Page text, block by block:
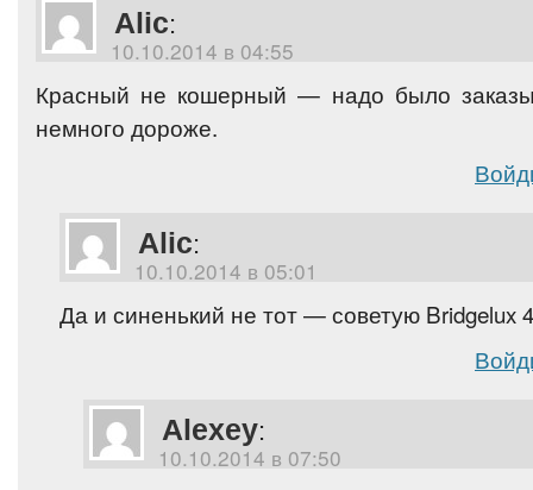
Alic:
10.10.2014 в 04:55
Красный не кошерный — надо было
немного дороже.
Alic:
10.10.2014 в 05:01
Да и синенький не тот — советую Bridgelux
Alexey:
10.10.2014 в 07:50